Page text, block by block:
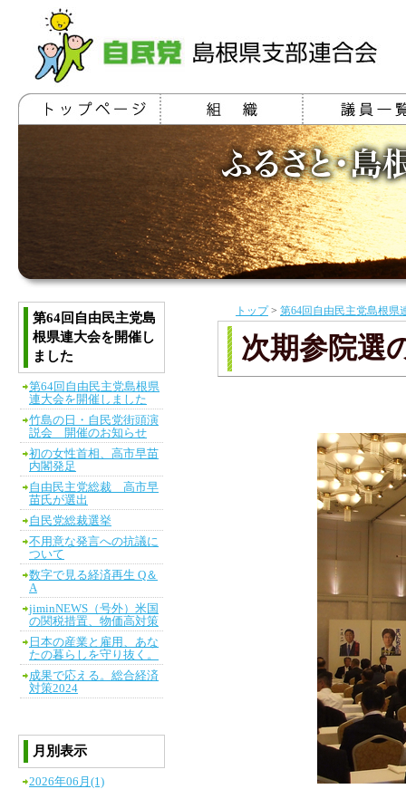
トップ> 第64回自由民主党島根県
次期参院選
第64回自由民主党島
根県連大会を開催し
ました
第64回自由民主党島根県
連大会を開催しました
竹島の日・自民党街頭演
説会 開催のお知らせ
初の女性首相、高市早苗
内閣発足
自由民主党総裁 高市早
苗氏が選出
自民党総裁選挙
不用意な発言への抗議に
ついて
数字で見る経済再生 Q＆
A
jiminNEWS（号外）米国
の関税措置、物価高対策
日本の産業と雇用、あな
たの暮らしを守り抜く。
成果で応える。総合経済
対策2024
月別表示
2026年06月(1)